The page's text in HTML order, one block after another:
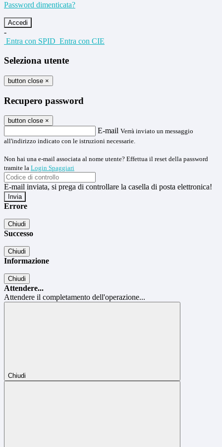
Password dimenticata?
-
Entra con SPID Entra con CIE
Seleziona utente
button close ×
Recupero password
button close ×
E-mail Verrà inviato un messaggio
all'indirizzo indicato con le istruzioni necessarie.
Non hai una e-mail associata al nome utente? Effettua il reset della password
tramite la Login Spaggiari
E-mail inviata, si prega di controllare la casella di posta elettronica!
Errore
Chiudi
Successo
Chiudi
Informazione
Chiudi
Attendere...
Attendere il completamento dell'operazione...
Chiudi